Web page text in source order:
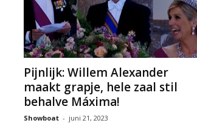
Pijnlijk: Willem Alexander
maakt grapje, hele zaal stil
behalve Máxima!
Showboat - juni 21, 2023